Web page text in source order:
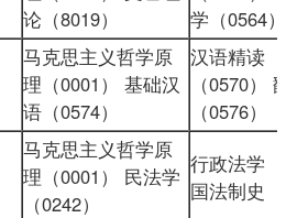
论（8019）
学（0564
马克思主义哲学原
理（0001） 基础汉
语（0574）
汉语精读（
（0570）
（0576）
马克思主义哲学原
理（0001） 民法学
（0242）
行政法学
国法制史